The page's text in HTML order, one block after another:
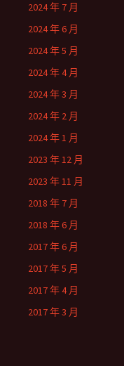
2024 年 7 月
2024 年 6 月
2024 年 5 月
2024 年 4 月
2024 年 3 月
2024 年 2 月
2024 年 1 月
2023 年 12 月
2023 年 11 月
2018 年 7 月
2018 年 6 月
2017 年 6 月
2017 年 5 月
2017 年 4 月
2017 年 3 月